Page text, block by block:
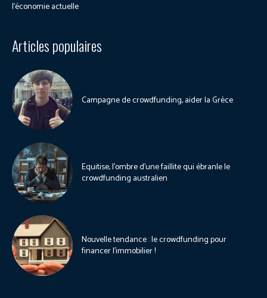
l’économie actuelle
Articles populaires
Campagne de crowdfunding, aider la Grèce
Equitise, l’ombre d’une faillite qui ébranle le
crowdfunding australien
Nouvelle tendance : le crowdfunding pour
financer l’immobilier !